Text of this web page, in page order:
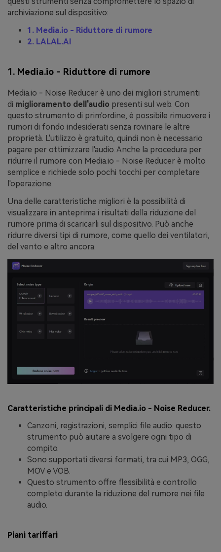
archiviazione sul dispositivo:
1. Media.io - Riduttore di rumore
2. LALAL.AI
1. Media.io - Riduttore di rumore
Media.io - Noise Reducer è uno dei migliori strumenti
di miglioramento dell'audio presenti sul web. Con
questo strumento di prim'ordine, è possibile rimuovere i
rumori di fondo indesiderati senza rovinare le altre
proprietà. L'utilizzo è gratuito, quindi non è necessario
pagare per ottimizzare l'audio. Anche la procedura per
ridurre il rumore con Media.io - Noise Reducer è molto
semplice e richiede solo pochi tocchi per completare
l'operazione.
Una delle caratteristiche migliori è la possibilità di
visualizzare in anteprima i risultati della riduzione del
rumore prima di scaricarli sul dispositivo. Può anche
ridurre diversi tipi di rumore, come quello dei ventilatori,
del vento e altro ancora.
Caratteristiche principali di Media.io - Noise Reducer.
Canzoni, registrazioni, semplici file audio: questo
strumento può aiutare a svolgere ogni tipo di
compito.
Sono supportati diversi formati, tra cui MP3, OGG,
MOV e VOB.
Questo strumento offre flessibilità e controllo
completo durante la riduzione del rumore nei file
audio.
Piani tariffari